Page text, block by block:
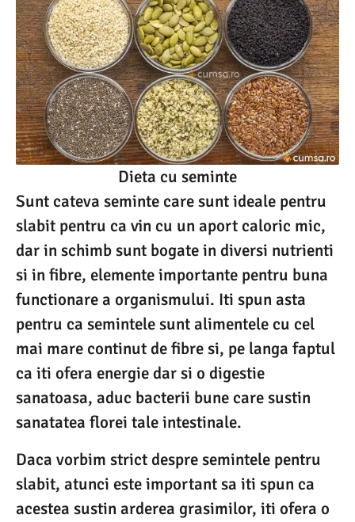
Dieta cu seminte
Sunt cateva seminte care sunt ideale pentru
slabit pentru ca vin cu un aport caloric mic,
dar in schimb sunt bogate in diversi nutrienti
si in fibre, elemente importante pentru buna
functionare a organismului. Iti spun asta
pentru ca semintele sunt alimentele cu cel
mai mare continut de fibre si, pe langa faptul
ca iti ofera energie dar si o digestie
sanatoasa, aduc bacterii bune care sustin
sanatatea florei tale intestinale.
Daca vorbim strict despre semintele pentru
slabit, atunci este important sa iti spun ca
acestea sustin arderea grasimilor, iti ofera o